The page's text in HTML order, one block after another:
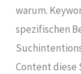
warum.
spezifischen
Content diese